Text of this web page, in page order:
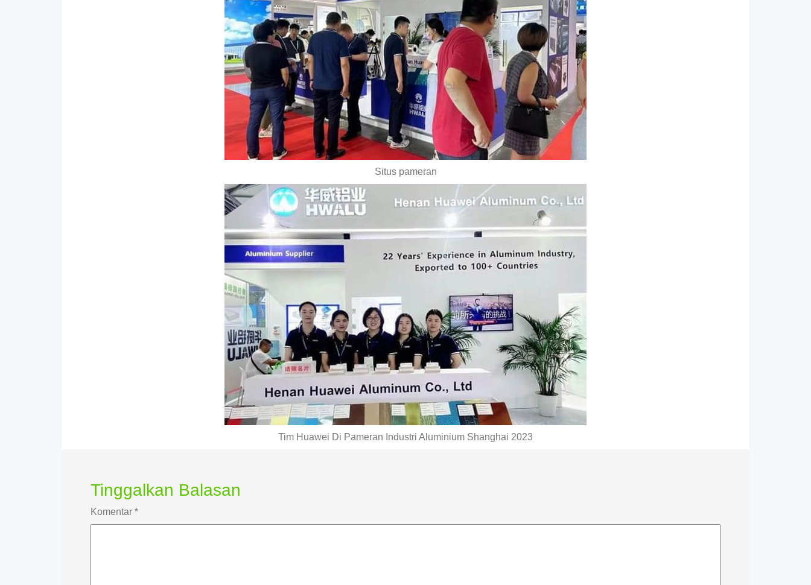
Situs pameran
Tim Huawei Di Pameran Industri Aluminium Shanghai 2023
Tinggalkan Balasan
Komentar *